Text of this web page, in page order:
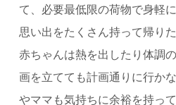
て、必要最低限の荷物で身軽
思い出をたくさん持って帰り
赤ちゃんは熱を出したり体調
画を立てても計画通りに行か
やママも気持ちに余裕を持っ